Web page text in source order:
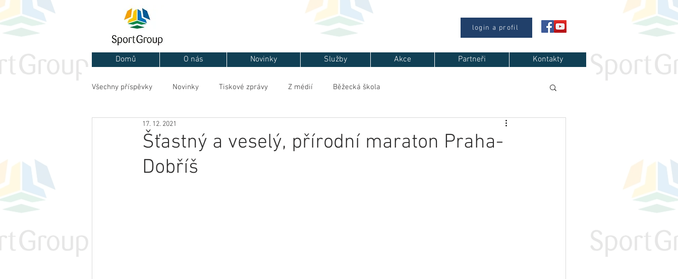
login a profil
Domů O nás Novinky Služby Akce Partneři Kontakty
Všechny příspěvky Novinky Tiskové zprávy Z médií Běžecká škola
Šťastný a veselý, přírodní maraton Praha-
Dobříš
17. 12. 2021